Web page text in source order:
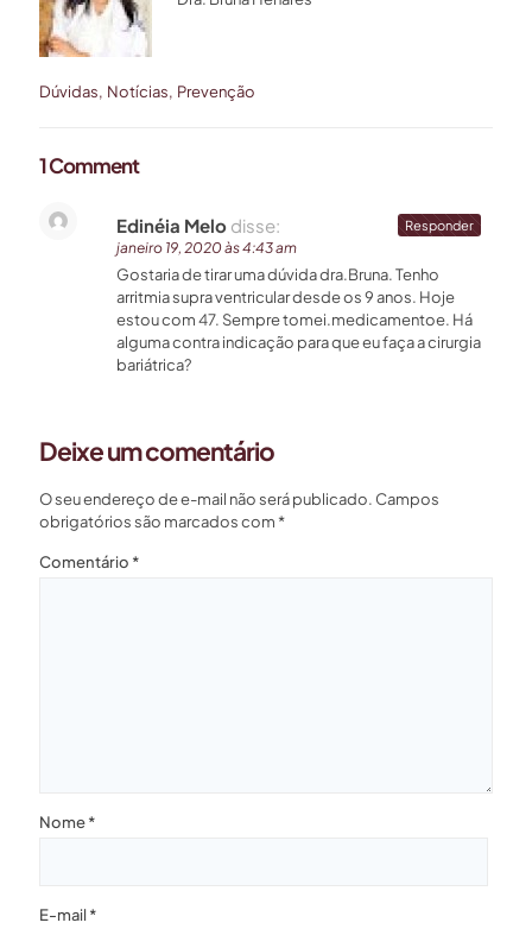
Dúvidas Notícias Prevenção
1 Comment
Edinéia Melo disse:
janeiro 19, 2020 às 4:43 am
Gostaria de tirar uma dúvida dra.Bruna. Tenho
arritmia supra ventricular desde os 9 anos. Hoje
estou com 47. Sempre tomei.medicamentoe. Há
alguma contra indicação para que eu faça a cirurgia
bariátrica?
Responder
Deixe um comentário
O seu endereço de e-mail não será publicado. Campos
obrigatórios são marcados com *
Comentário *
Nome*
E-mail*